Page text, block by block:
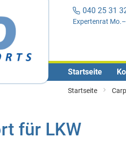
040 25 31
Expertenrat
Startseite
Startseite
für LKW